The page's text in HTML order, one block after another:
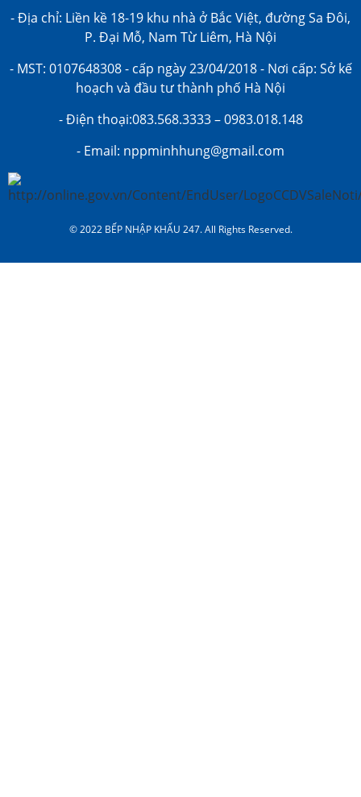
- Địa chỉ: Liền kề 18-19 khu nhà ở Bắc Việt, đường Sa Đôi,
P. Đại Mỗ, Nam Từ Liêm, Hà Nội
- MST: 0107648308 - cấp ngày 23/04/2018 - Nơi cấp: Sở kế
hoạch và đầu tư thành phố Hà Nội
- Điện thoại:083.568.3333 – 0983.018.148
- Email: nppminhhung@gmail.com
© 2022 BẾP NHẬP KHẨU 247. All Rights Reserved.